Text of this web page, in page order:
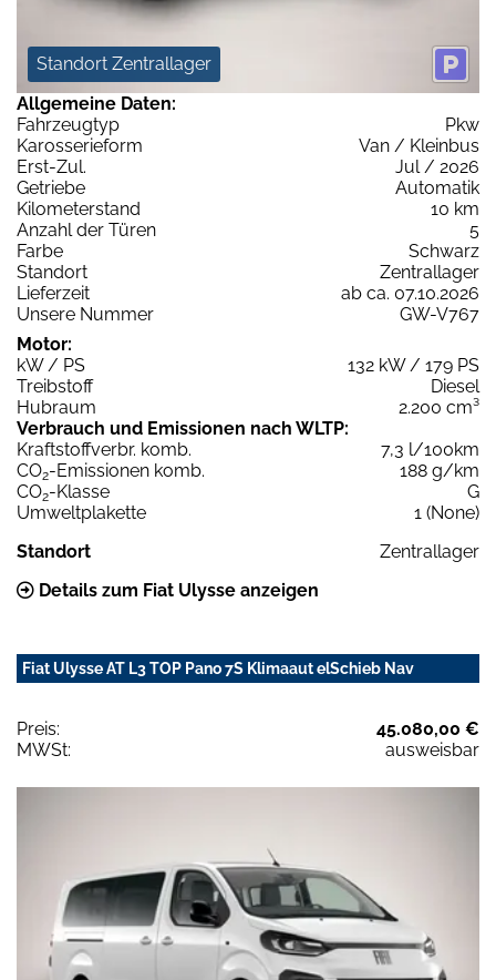
Standort Zentrallager
Allgemeine Daten:
Fahrzeugtyp
Pkw
Karosserieform
Van / Kleinbus
Erst-Zul.
Jul / 2026
Getriebe
Automatik
Kilometerstand
10 km
Anzahl der Türen
5
Farbe
Schwarz
Standort
Zentrallager
Lieferzeit
ab ca. 07.10.2026
Unsere Nummer
GW-V767
Motor:
kW / PS
132 kW / 179 PS
Treibstoff
Diesel
Hubraum
2.200 cm³
Verbrauch und Emissionen nach WLTP:
Kraftstoffverbr. komb.
7,3 l/100km
CO2-Emissionen komb.
188 g/km
CO2-Klasse
G
Umweltplakette
1 (None)
Standort
Zentrallager
Details zum Fiat Ulysse anzeigen
Fiat Ulysse AT L3 TOP Pano 7S Klimaaut elSchieb Nav
Preis:
45.080,00 €
MWSt:
ausweisbar